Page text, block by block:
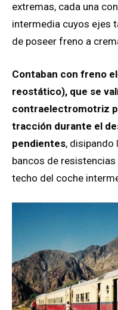
extremas, cada una
intermedia cuyos ejes
de poseer freno a
Contaban con freno
reostático), que se
contraelectromotriz
tracción durante el
pendientes, disipando
bancos de
techo del coche